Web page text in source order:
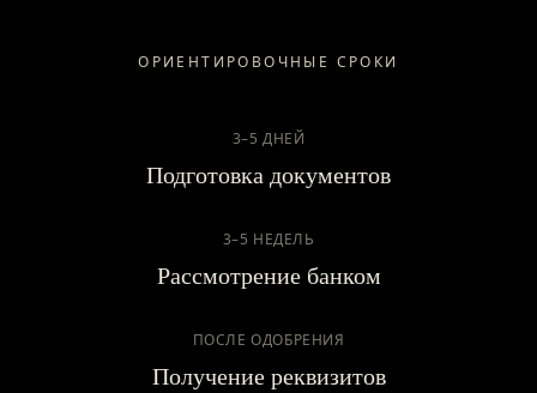
ОРИЕНТИРОВОЧНЫЕ СРОКИ
3–5 ДНЕЙ
Подготовка документов
3–5 НЕДЕЛЬ
Рассмотрение банком
ПОСЛЕ ОДОБРЕНИЯ
Получение реквизитов